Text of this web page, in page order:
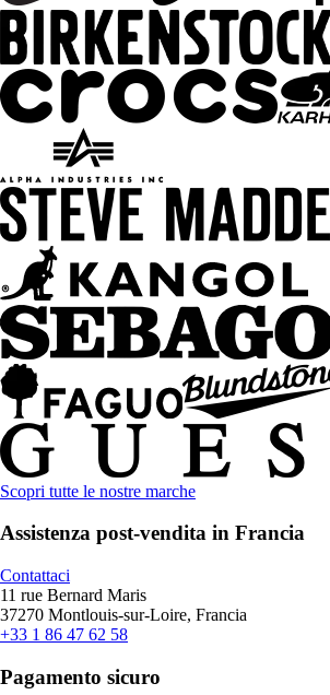
Scopri tutte le nostre marche
Assistenza post-vendita in Francia
Contattaci
11 rue Bernard Maris
37270 Montlouis-sur-Loire, Francia
+33 1 86 47 62 58
Pagamento sicuro